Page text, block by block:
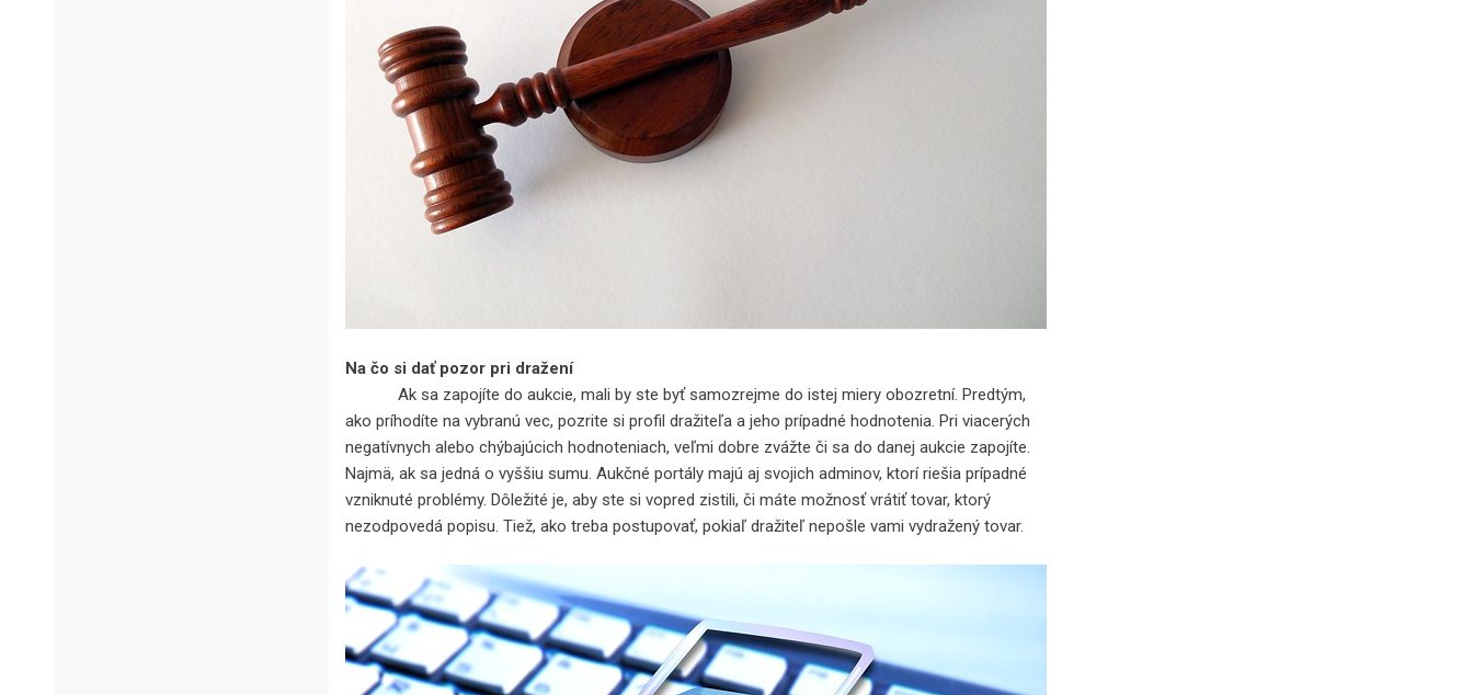
Na čo si dať pozor pri dražení
Ak sa zapojíte do aukcie, mali by ste byť samozrejme do istej miery obozretní. Predtým,
ako príhodíte na vybranú vec, pozrite si profil dražiteľa a jeho prípadné hodnotenia. Pri viacerých
negatívnych alebo chýbajúcich hodnoteniach, veľmi dobre zvážte či sa do danej aukcie zapojíte.
Najmä, ak sa jedná o vyššiu sumu. Aukčné portály majú aj svojich adminov, ktorí riešia prípadné
vzniknuté problémy. Dôležité je, aby ste si vopred zistili, či máte možnosť vrátiť tovar, ktorý
nezodpovedá popisu. Tiež, ako treba postupovať, pokiaľ dražiteľ nepošle vami vydražený tovar.